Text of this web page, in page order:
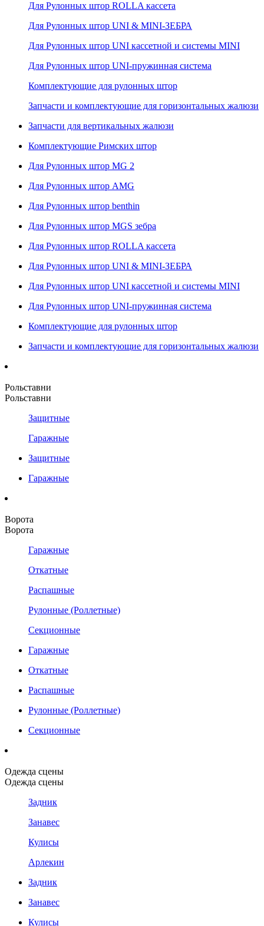
Для Рулонных штор ROLLA кассета
Для Рулонных штор UNI & MINI-ЗЕБРА
Для Рулонных штор UNI кассетной и системы MINI
Для Рулонных штор UNI-пружинная система
Комплектующие для рулонных штор
Запчасти и комплектующие для горизонтальных жалюзи
Запчасти для вертикальных жалюзи
Комплектующие Римских штор
Для Рулонных штор MG 2
Для Рулонных штор AMG
Для Рулонных штор benthin
Для Рулонных штор MGS зебра
Для Рулонных штор ROLLA кассета
Для Рулонных штор UNI & MINI-ЗЕБРА
Для Рулонных штор UNI кассетной и системы MINI
Для Рулонных штор UNI-пружинная система
Комплектующие для рулонных штор
Запчасти и комплектующие для горизонтальных жалюзи
Рольставни
Рольставни
Защитные
Гаражные
Защитные
Гаражные
Ворота
Ворота
Гаражные
Откатные
Распашные
Рулонные (Роллетные)
Секционные
Гаражные
Откатные
Распашные
Рулонные (Роллетные)
Секционные
Одежда сцены
Одежда сцены
Задник
Занавес
Кулисы
Арлекин
Задник
Занавес
Кулисы